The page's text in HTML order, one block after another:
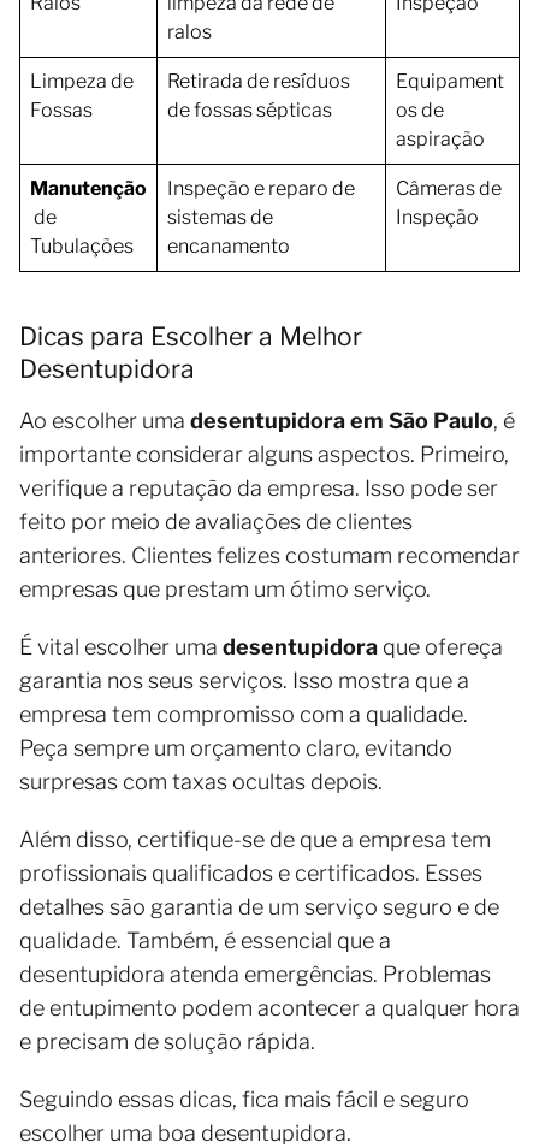
ralos
Limpeza de
Fossas
Retirada de resíduos
de fossas sépticas
Equipament
os de
aspiração
Manutenção
de
Tubulações
Inspeção e reparo de
sistemas de
encanamento
Câmeras de
Inspeção
Dicas para Escolher a Melhor
Desentupidora
Ao escolher uma desentupidora em São Paulo, é
importante considerar alguns aspectos. Primeiro,
verifique a reputação da empresa. Isso pode ser
feito por meio de avaliações de clientes
anteriores. Clientes felizes costumam recomendar
empresas que prestam um ótimo serviço.
É vital escolher uma desentupidora que ofereça
garantia nos seus serviços. Isso mostra que a
empresa tem compromisso com a qualidade.
Peça sempre um orçamento claro, evitando
surpresas com taxas ocultas depois.
Além disso, certifique-se de que a empresa tem
profissionais qualificados e certificados. Esses
detalhes são garantia de um serviço seguro e de
qualidade. Também, é essencial que a
desentupidora atenda emergências. Problemas
de entupimento podem acontecer a qualquer hora
e precisam de solução rápida.
Seguindo essas dicas, fica mais fácil e seguro
escolher uma boa desentupidora.